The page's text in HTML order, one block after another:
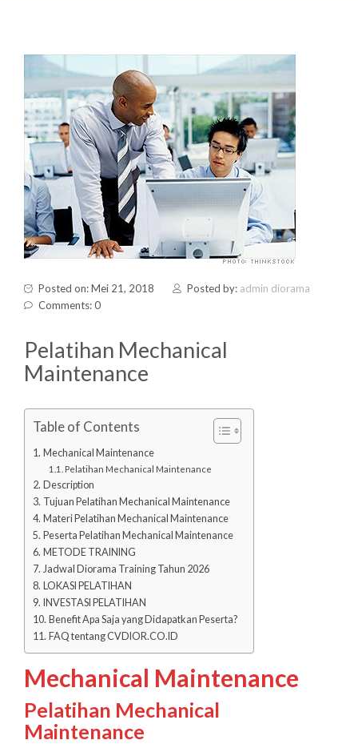
Posted on: Mei 21, 2018 Posted by: admin diorama
Comments: 0
Pelatihan Mechanical
Maintenance
Table of Contents
Mechanical Maintenance
Pelatihan Mechanical Maintenance
Description
Tujuan Pelatihan Mechanical Maintenance
Materi Pelatihan Mechanical Maintenance
Peserta Pelatihan Mechanical Maintenance
METODE TRAINING
Jadwal Diorama Training Tahun 2026
LOKASI PELATIHAN
INVESTASI PELATIHAN
Benefit Apa Saja yang Didapatkan Peserta?
FAQ tentang CVDIOR.CO.ID
Mechanical Maintenance
Pelatihan Mechanical
Maintenance